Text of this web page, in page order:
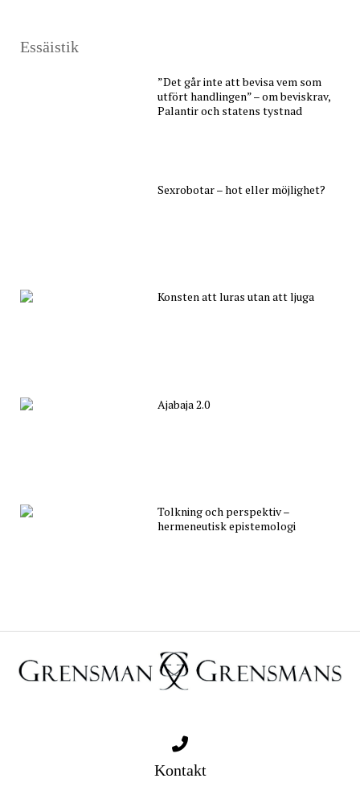
Essäistik
”Det går inte att bevisa vem som
utfört handlingen” – om beviskrav,
Palantir och statens tystnad
Sexrobotar – hot eller möjlighet?
Konsten att luras utan att ljuga
Ajabaja 2.0
Tolkning och perspektiv –
hermeneutisk epistemologi
Kontakt